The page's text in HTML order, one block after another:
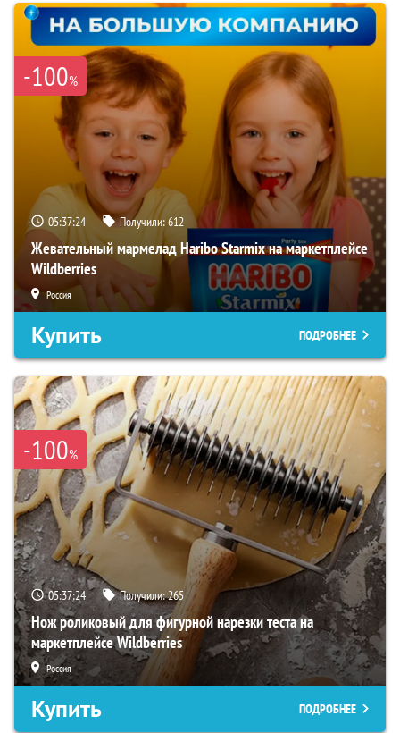
-100%
05:37:23 Получили:612
Жевательный мармелад Haribo Starmix на маркетплейсе
Wildberries
Россия
Купить ПОДРОБНЕЕ
-100%
05:37:23 Получили:265
Нож роликовый для фигурной нарезки теста на
маркетплейсе Wildberries
Россия
Купить ПОДРОБНЕЕ